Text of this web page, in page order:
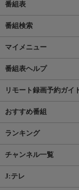
番組表
番組検索
マイメニュー
番組表ヘルプ
リモート録画予約ガイ
おすすめ番組
ランキング
チャンネル一覧
J:テレ